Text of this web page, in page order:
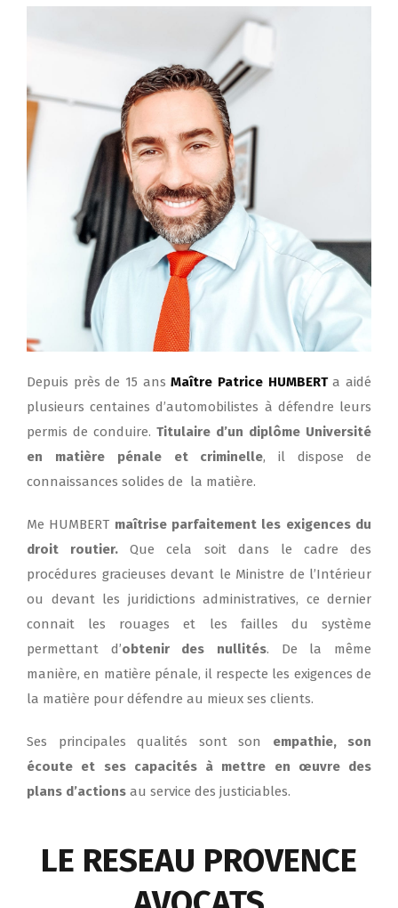
Depuis près de 15 ansMaître Patrice HUMBERTa aidé
plusieurs centaines d’automobilistes à défendre leurs
permis de conduire. Titulaire d’un diplôme Université
en matière pénale et criminelle, il dispose de
connaissances solides de la matière.
Me HUMBERT maîtrise parfaitement les exigences du
droit routier.
Que cela soit dans le cadre des
procédures gracieuses devant le Ministre de l’Intérieur
ou devant les juridictions administratives, ce dernier
connait les rouages ​​et les failles du système
permettant d’obtenir des nullités. De la même
manière, en matière pénale, il respecte les exigences de
la matière pour défendre au mieux ses clients.
Ses principales qualités sont son
empathie, son
écoute et ses capacités à mettre en œuvre des
plans d’actions au service des justiciables.
LE RESEAU PROVENCE